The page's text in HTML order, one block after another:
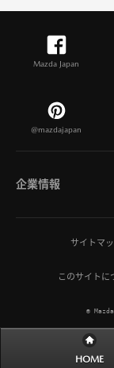
Mazda Japan
@mazdajapan
企業情報
マツダについて
ひとを想う価値創
サステナビリティ
サイトマ
このサイトに
©
HOME